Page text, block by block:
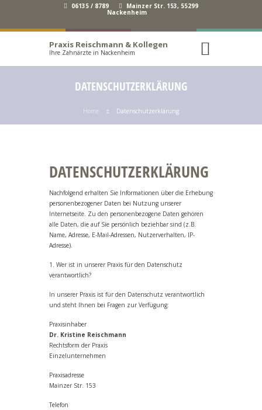
06135 / 8789 Mainzer Str. 153, 55299
Nackenheim
Praxis Reischmann & Kollegen
Ihre Zahnärzte in Nackenheim
DATENSCHUTZERKLÄRUNG
Home Datenschutzerklärung
DATENSCHUTZERKLÄRUNG
Nachfolgend erhalten Sie Informationen über die Erhebung
personenbezogener Daten bei Nutzung unserer
Internetseite. Zu den personenbezogene Daten gehören
alle Daten, die auf Sie persönlich beziehbar sind (z.B.
Name, Adresse, E-Mail-Adressen, Nutzerverhalten, IP-
Adresse).
1. Wer ist in unserer Praxis für den Datenschutz
verantwortlich?
In unserer Praxis ist für den Datenschutz verantwortlich
und steht Ihnen bei Fragen zur Verfügung:
Praxisinhaber
Dr. Kristine Reischmann
Rechtsform der Praxis
Einzelunternehmen
Praxisadresse
Mainzer Str. 153
Telefon